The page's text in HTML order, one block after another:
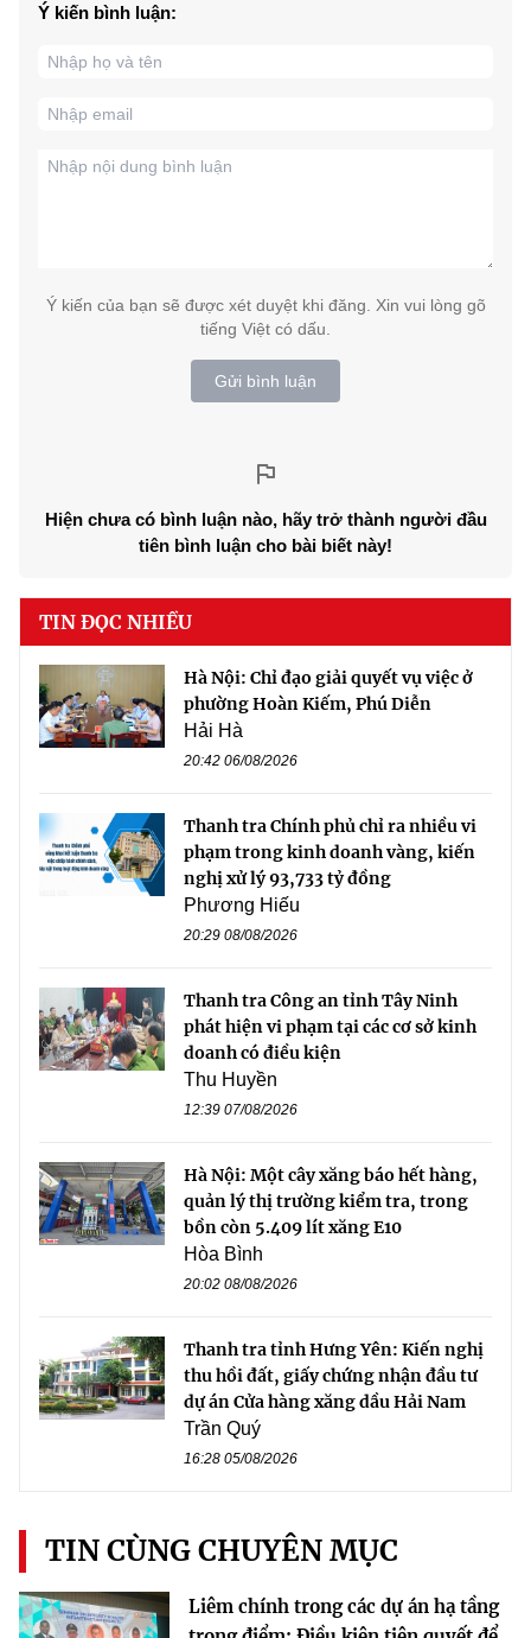
Ý kiến bình luận:
Ý kiến của bạn sẽ được xét duyệt khi đăng. Xin vui lòng gõ
tiếng Việt có dấu.
Gửi bình luận
Hiện chưa có bình luận nào, hãy trở thành người đầu
tiên bình luận cho bài biết này!
TIN ĐỌC NHIỀU
Hà Nội: Chỉ đạo giải quyết vụ việc ở
phường Hoàn Kiếm, Phú Diễn
Hải Hà
20:42 06/08/2026
Thanh tra Chính phủ chỉ ra nhiều vi
phạm trong kinh doanh vàng, kiến
nghị xử lý 93,733 tỷ đồng
Phương Hiếu
20:29 08/08/2026
Thanh tra Công an tỉnh Tây Ninh
phát hiện vi phạm tại các cơ sở kinh
doanh có điều kiện
Thu Huyền
12:39 07/08/2026
Hà Nội: Một cây xăng báo hết hàng,
quản lý thị trường kiểm tra, trong
bồn còn 5.409 lít xăng E10
Hòa Bình
20:02 08/08/2026
Thanh tra tỉnh Hưng Yên: Kiến nghị
thu hồi đất, giấy chứng nhận đầu tư
dự án Cửa hàng xăng dầu Hải Nam
Trần Quý
16:28 05/08/2026
TIN CÙNG CHUYÊN MỤC
Liêm chính trong các dự án hạ tầng